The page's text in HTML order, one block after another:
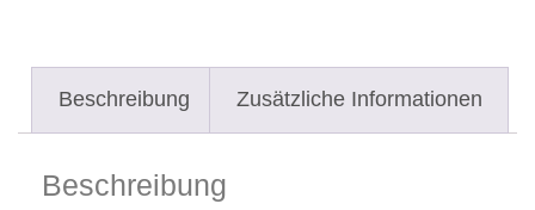
Beschreibung Zusätzliche Informationen
Beschreibung